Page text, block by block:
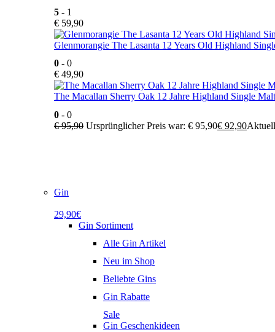
5 - 1
€ 59,90
Glenmorangie The Lasanta 12 Years Old Highland
0 - 0
€ 49,90
The Macallan Sherry Oak 12 Jahre Highland Single
0 - 0
€95,90 Ursprünglicher Preis war: € 95,90€ 92,90
Gin
29,90€
Gin Sortiment
Alle Gin Artikel
Neu im Shop
Beliebte Gins
Gin Rabatte
Sale
Gin Geschenkideen